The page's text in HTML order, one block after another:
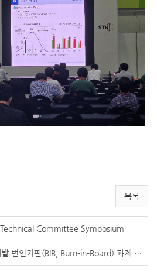
목록
Committee Symposium
소재부품기술개발 번인기판(BIB, Burn-in-Board) 과제 워크숍